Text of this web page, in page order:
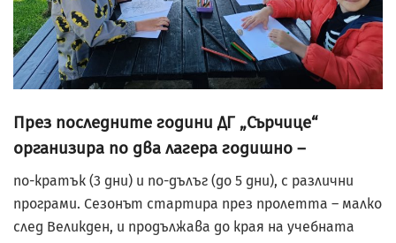
През последните години ДГ „Сърчице“
организира по два лагера годишно –
по-кратък (3 дни) и по-дълъг (до 5 дни), с различни
програми. Сезонът стартира през пролетта – малко
след Великден, и продължава до края на учебната